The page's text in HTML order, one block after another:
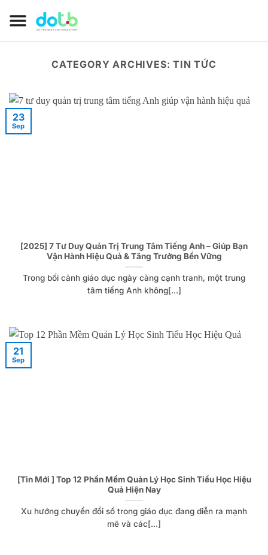
CATEGORY ARCHIVES:TIN TỨC
[2025] 7 Tư Duy Quản Trị Trung Tâm Tiếng Anh – Giúp Bạn
Vận Hành Hiệu Quả & Tăng Trưởng Bền Vững
Trong bối cảnh giáo dục ngày càng cạnh tranh, một trung
tâm tiếng Anh không[...]
23
Sep
[Tin Mới ] Top 12 Phần Mềm Quản Lý Học Sinh Tiểu Học Hiệu
Quả Hiện Nay
Xu hướng chuyển đổi số trong giáo dục đang diễn ra mạnh
mẽ và các[...]
21
Sep